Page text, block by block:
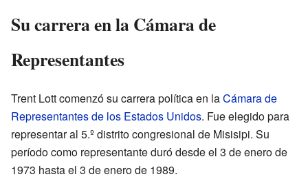
Su carrera en la Cámara de
Representantes
Trent Lott comenzó su carrera política en laCámara de
Representantes de los Estados Unidos. Fue elegido para
representar al 5.º distrito congresional de Misisipi. Su
período como representante duró desde el 3 de enero de
1973 hasta el 3 de enero de 1989.